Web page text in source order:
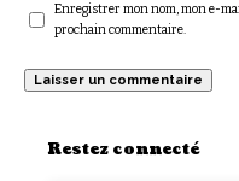
Enregistrer mon nom, mon e-
prochain commentaire.
Restez connecté